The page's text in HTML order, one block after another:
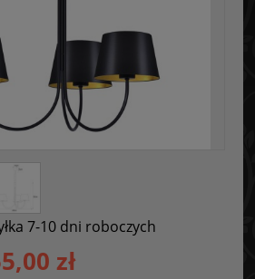
7-10 dni roboczych
zł